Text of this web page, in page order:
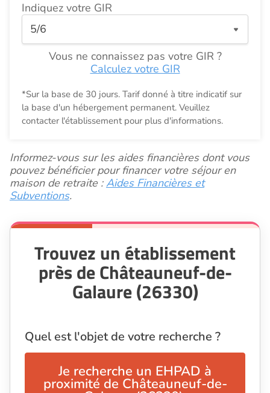
Indiquez votre GIR
Vous ne connaissez pas votre GIR ?
Calculez votre GIR
*Sur la base de 30 jours. Tarif donné à titre indicatif sur
la base d'un hébergement permanent. Veuillez
contacter l'établissement pour plus d'informations.
Informez-vous sur les aides financières dont vous
pouvez bénéficier pour financer votre séjour en
maison de retraite :Aides Financières et
Subventions.
Trouvez un établissement
près de Châteauneuf-de-
Galaure (26330)
Quel est l'objet de votre recherche ?
Je recherche un EHPAD à
proximité de Châteauneuf-de-